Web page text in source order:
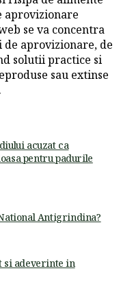
aprovizionare
se va concentra
de aprovizionare, de
solutii practice si
sau extinse
acuzat ca
pentru padurile
Antigrindina?
si adeverinte in